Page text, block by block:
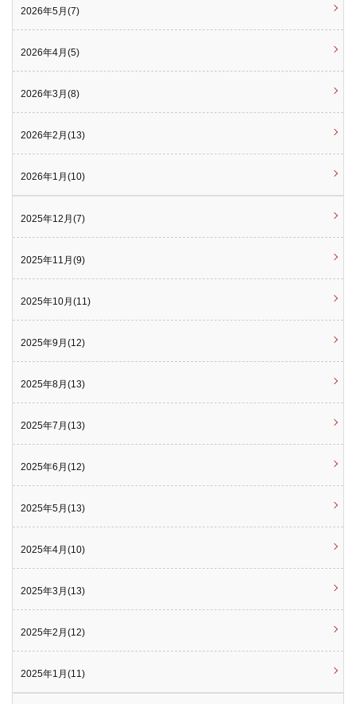
2026年5月(7)
2026年4月(5)
2026年3月(8)
2026年2月(13)
2026年1月(10)
2025年12月(7)
2025年11月(9)
2025年10月(11)
2025年9月(12)
2025年8月(13)
2025年7月(13)
2025年6月(12)
2025年5月(13)
2025年4月(10)
2025年3月(13)
2025年2月(12)
2025年1月(11)